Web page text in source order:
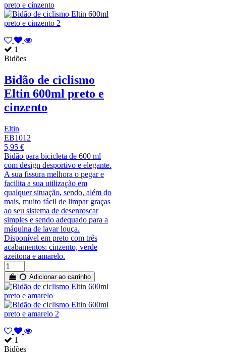
1
Bidões
Bidão de ciclismo
Eltin 600ml preto e
cinzento
Eltin
EB1012
5,95 €
Bidão para bicicleta de 600 ml
com design desportivo e elegante.
A sua fissura melhora o pegar e
facilita a sua utilização em
qualquer situação, sendo, além do
mais, muito fácil de limpar graças
ao seu sistema de desenroscar
simples e sendo adequado para a
máquina de lavar louça.
Disponível em preto com três
acabamentos: cinzento, verde
azeitona e amarelo.
Adicionar ao carrinho
1
Bidões